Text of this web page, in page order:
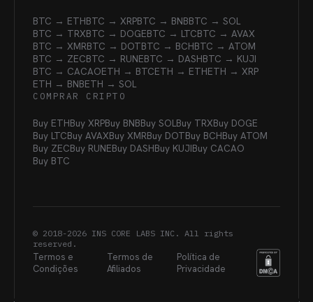
BTC → ETHBTC → XRPBTC → BNBBTC → SOL
BTC → TRXBTC → DOGEBTC → LTCBTC → AVAX
BTC → XMRBTC → DOTBTC → BCHBTC → ATOM
BTC → ZECBTC → RUNEBTC → DASHBTC → KUJI
BTC → CACAOETH → BTCETH → ETHETH → XRP
ETH → BNBETH → SOL
COMPRAR CRIPTO
Buy ETHBuy XRPBuy BNBBuy SOLBuy TRXBuy DOGE
Buy LTCBuy AVAXBuy XMRBuy DOTBuy BCHBuy ATOM
Buy ZECBuy RUNEBuy DASHBuy KUJIBuy CACAO
Buy BTC
© 2018-2026 INS CORE LABS INC. All rights
reserved.
Termos e
Condições
Termos de
Afiliados
Política de
Privacidade